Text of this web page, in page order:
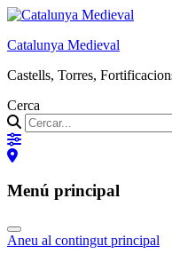
Catalunya Medieval
Castells, Torres,
Cerca
Menú principal
Aneu al contingut principal